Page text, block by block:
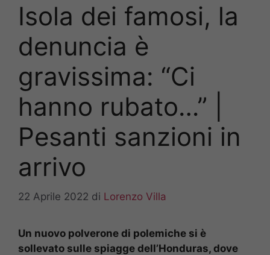
Isola dei famosi, la
denuncia è
gravissima: “Ci
hanno rubato…” |
Pesanti sanzioni in
arrivo
22 Aprile 2022 di Lorenzo Villa
Un nuovo polverone di polemiche si è
sollevato sulle spiagge dell’Honduras, dove